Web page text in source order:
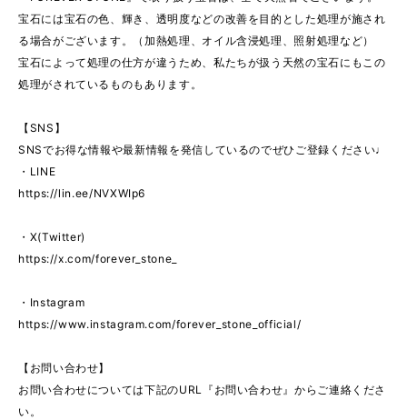
宝石には宝石の色、輝き、透明度などの改善を目的とした処理が施され
る場合がございます。（加熱処理、オイル含浸処理、照射処理など）
宝石によって処理の仕方が違うため、私たちが扱う天然の宝石にもこの
処理がされているものもあります。
【SNS】
SNSでお得な情報や最新情報を発信しているのでぜひご登録ください♩
・LINE
https://lin.ee/NVXWIp6
・X(Twitter)
https://x.com/forever_stone_
・Instagram
https://www.instagram.com/forever_stone_official/
【お問い合わせ】
お問い合わせについては下記のURL『お問い合わせ』からご連絡くださ
い。